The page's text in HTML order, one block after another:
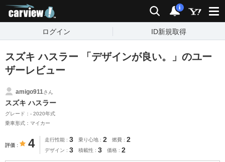
検索 通知
i
ログイン ID新規取得
スズキ ハスラー 「デザインが良い。」のユー
ザーレビュー
amigo911さん
スズキ ハスラー
グレード：- 2020年式
乗車形式：マイカー
評価 4 走行性能 3 乗り心地 2 燃費 2
デザイン 3 積載性 3 価格 2